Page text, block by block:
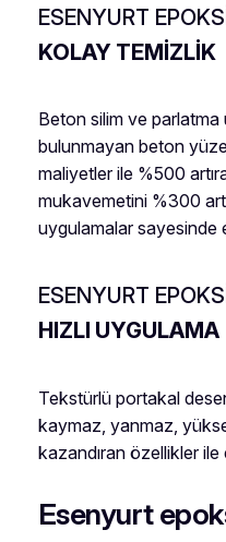
ESENYURT
KOLAY TEMIZLIK
Beton silim ve parlatma
bulunmayan beton
maliyetler ile %500
mukavemetini %300
uygulamalar sayesinde
ESENYURT
HIZLI UYGULAMA
Tekstürlü portakal
kaymaz, yanmaz,
kazandıran özellikler
Esenyurt